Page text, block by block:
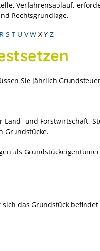
Verfahrensablauf,
Rechtsgrundlage.
R S T U V W X Y Z
Sie jährlich
Land- und Forstwirtschaft,
Grundstücke.
als
das Grundstück befindet